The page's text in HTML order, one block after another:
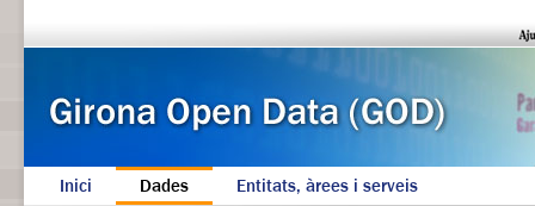
Inici Dades Entitats, àrees i serveis